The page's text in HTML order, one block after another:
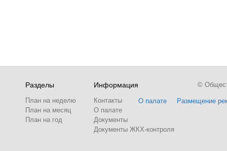
Разделы
План на неделю
План на месяц
План на год
Информация
Контакты
О палате
Документы
Документы ЖКХ-контроля
О палате Размещение
©